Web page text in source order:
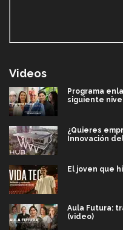
Videos
Programa
siguiente
¿Quieres
Innovación
El joven que
Aula Futura:
(video)